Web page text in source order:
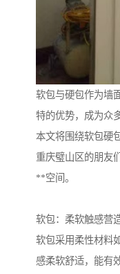
软包与硬包作为墙
特的优势，成为众
本文将围绕软包硬
重庆璧山区的朋友
**空间。
软包：柔软触感营
软包采用柔性材料
感柔软舒适，能有